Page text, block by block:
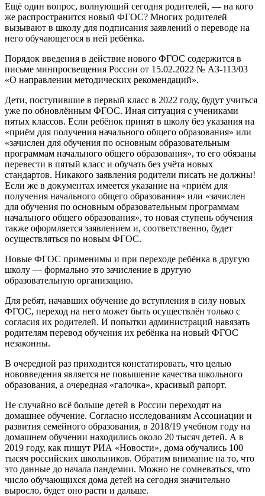
Ещё один вопрос, волнующий сегодня родителей, — на кого
же распространится новый ФГОС? Многих родителей
вызывают в школу для подписания заявлений о переводе на
него обучающегося в ней ребёнка.
Порядок введения в действие нового ФГОС содержится в
письме минпросвещения России от 15.02.2022 № АЗ-113/03
«О направлении методических рекомендаций».
Дети, поступившие в первый класс в 2022 году, будут учиться
уже по обновлённым ФГОС. Иная ситуация с учениками
пятых классов. Если ребёнок принят в школу без указания на
«приём для получения начального общего образования» или
«зачислен для обучения по основным образовательным
программам начального общего образования», то его обязаны
перевести в пятый класс и обучать без учёта новых
стандартов. Никакого заявления родители писать не должны!
Если же в документах имеется указание на «приём для
получения начального общего образования» или «зачислен
для обучения по основным образовательным программам
начального общего образования», то новая ступень обучения
также оформляется заявлением и, соответственно, будет
осуществляться по новым ФГОС.
Новые ФГОС применимы и при переходе ребёнка в другую
школу — формально это зачисление в другую
образовательную организацию.
Для ребят, начавших обучение до вступления в силу новых
ФГОС, переход на него может быть осуществлён только с
согласия их родителей. И попытки администраций навязать
родителям перевод обучения их ребёнка на новый ФГОС
незаконны.
В очередной раз приходится констатировать, что целью
нововведения является не повышение качества школьного
образования, а очередная «галочка», красивый рапорт.
Не случайно всё больше детей в России переходят на
домашнее обучение. Согласно исследованиям Ассоциации и
развития семейного образования, в 2018/19 учебном году на
домашнем обучении находились около 20 тысяч детей. А в
2019 году, как пишут РИА «Новости», дома обучались 100
тысяч российских школьников. Обратим внимание на то, что
это данные до начала пандемии. Можно не сомневаться, что
число обучающихся дома детей на сегодня значительно
выросло, будет оно расти и дальше.